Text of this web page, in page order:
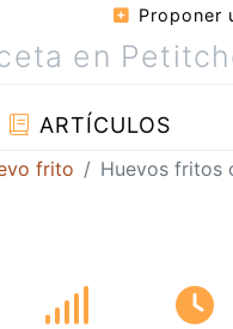
Proponer
ARTÍCULOS
frito Huevos fritos